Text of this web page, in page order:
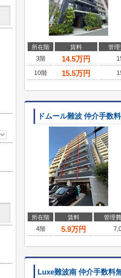
所在階 賃料 管
3階
14.5万円
10階
15.5万円
ドムール難波 仲介手数
所在階 賃料 管理
4階
5.9万円
Luxe難波南 仲介手数料